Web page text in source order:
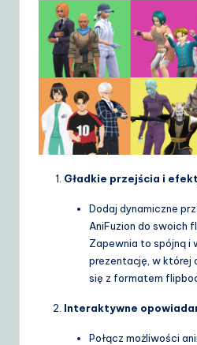
Gładkie przejścia i
Dodaj dynamiczne
AniFuzion do swoich
Zapewnia to spójną i
prezentację, w której
się z formatem
Interaktywne
Połącz możliwości